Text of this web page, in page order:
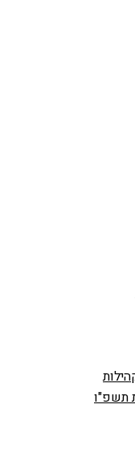
תשפ"ו